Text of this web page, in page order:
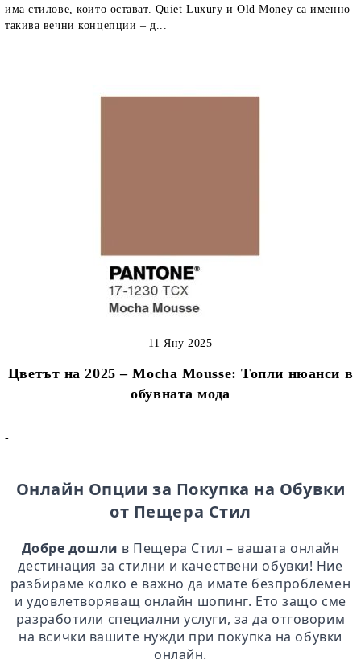
има стилове, които остават. Quiet Luxury и Old Money са именно
такива вечни концепции – д...
Цветът на 2025 – Mocha Mousse: Топли нюанси в
обувната мода
11 Яну 2025
-
Онлайн Опции за Покупка на Обувки
от Пещера Стил
Добре дошли в Пещера Стил – вашата онлайн
дестинация за стилни и качествени обувки! Ние
разбираме колко е важно да имате безпроблемен
и удовлетворяващ онлайн шопинг. Ето защо сме
разработили специални услуги, за да отговорим
на всички вашите нужди при покупка на обувки
онлайн.